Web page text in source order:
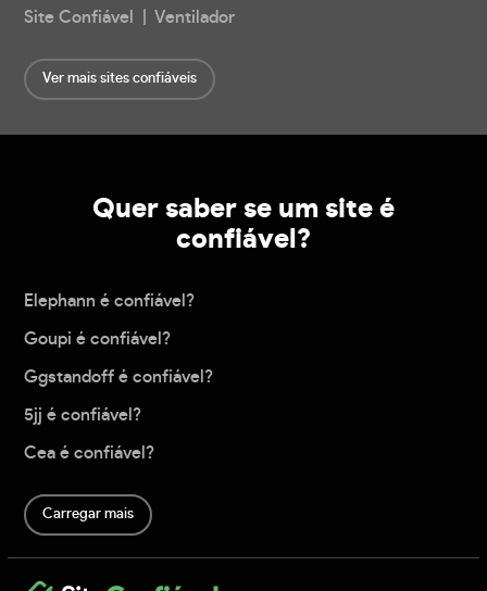
Site Confiável | Ventilador
Ver mais sites confiáveis
Quer saber se um site é
confiável?
Elephann é confiável?
Goupi é confiável?
Ggstandoff é confiável?
5jj é confiável?
Cea é confiável?
Carregar mais